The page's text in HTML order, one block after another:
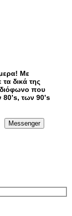
Με
δικά της
που
80’s, των 90’s
Messenger